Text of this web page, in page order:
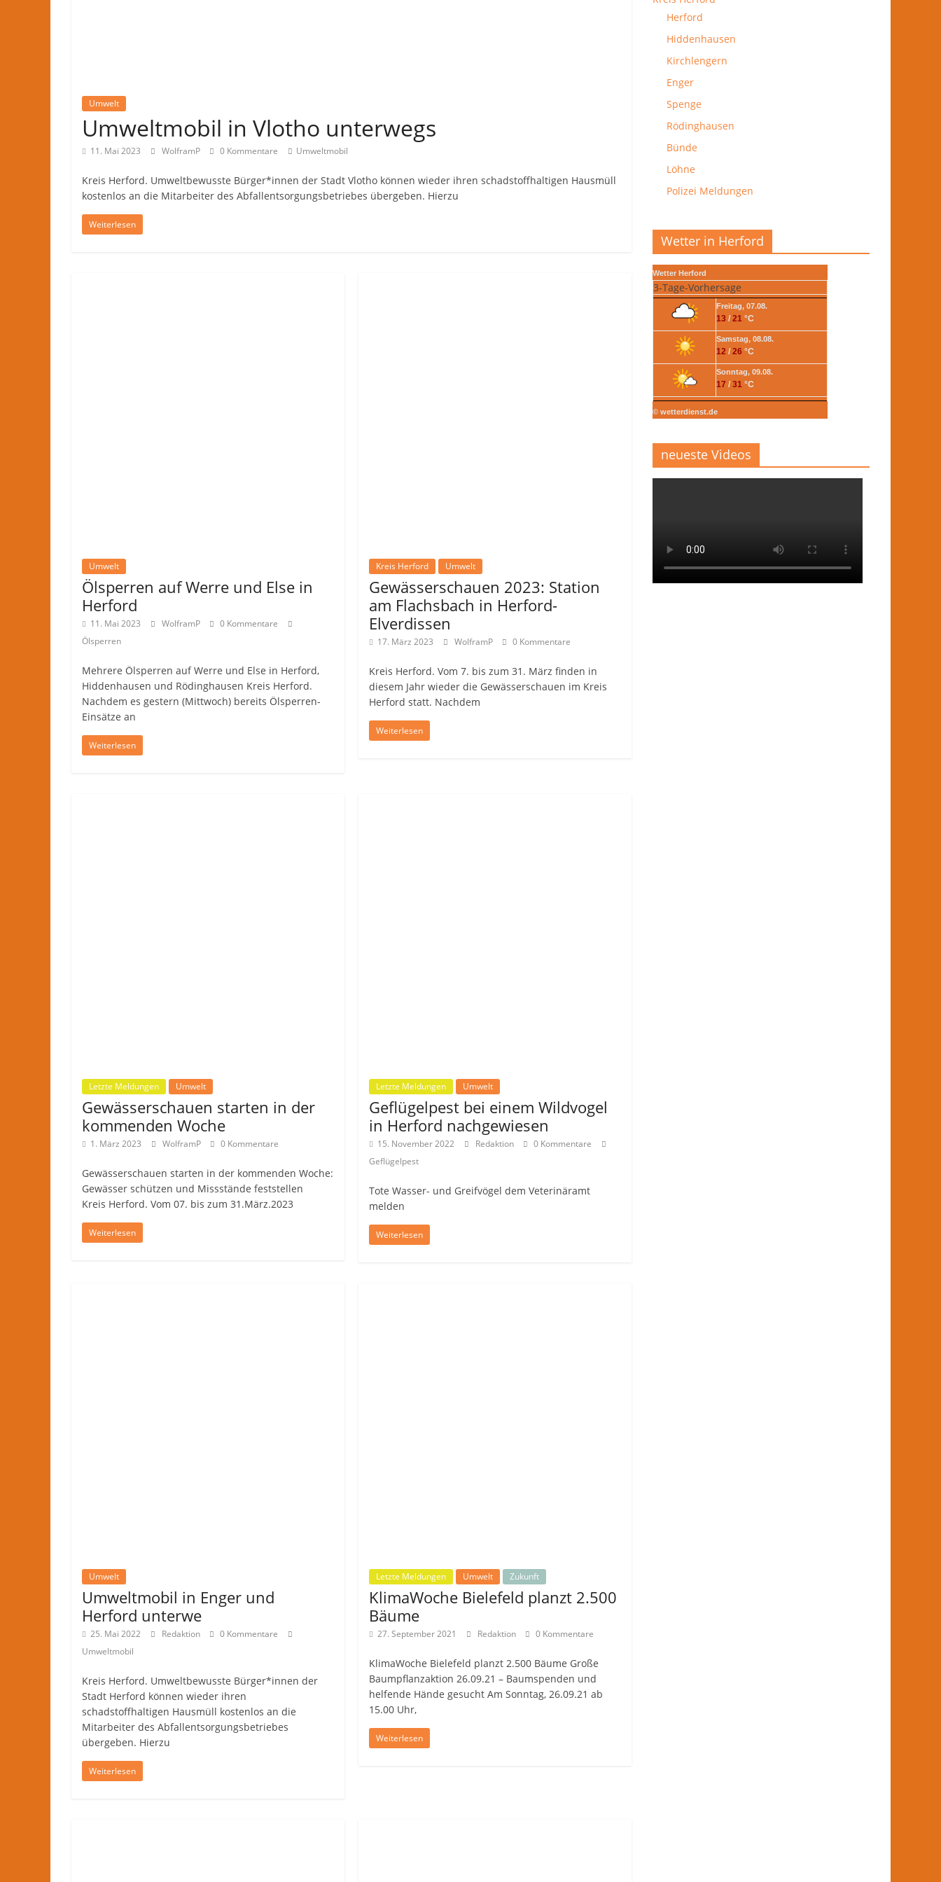
Umwelt
Umweltmobil in Vlotho unterwegs
11. Mai 2023 WolframP 0 Kommentare Umweltmobil
Kreis Herford. Umweltbewusste Bürger*innen der Stadt Vlotho können wieder ihren schadstoffhaltigen Hausmüll
kostenlos an die Mitarbeiter des Abfallentsorgungsbetriebes übergeben. Hierzu
Weiterlesen
Umwelt
Ölsperren auf Werre und Else in
Herford
11. Mai 2023 WolframP
0 Kommentare
Ölsperren
Mehrere Ölsperren auf Werre und Else in Herford,
Hiddenhausen und Rödinghausen Kreis Herford.
Nachdem es gestern (Mittwoch) bereits Ölsperren-
Einsätze an
Weiterlesen
Kreis Herford Umwelt
Gewässerschauen 2023: Station
am Flachsbach in Herford-
Elverdissen
17. März 2023 WolframP 0 Kommentare
Kreis Herford. Vom 7. bis zum 31. März finden in
diesem Jahr wieder die Gewässerschauen im Kreis
Herford statt. Nachdem
Weiterlesen
Letzte Meldungen Umwelt
Gewässerschauen starten in der
kommenden Woche
1. März 2023 WolframP 0 Kommentare
Gewässerschauen starten in der kommenden Woche:
Gewässer schützen und Missstände feststellen
Kreis Herford. Vom 07. bis zum 31.März.2023
Weiterlesen
Letzte Meldungen Umwelt
Geflügelpest bei einem Wildvogel
in Herford nachgewiesen
15. November 2022 Redaktion
0 Kommentare
Geflügelpest
Tote Wasser- und Greifvögel dem Veterinäramt
melden
Weiterlesen
Umwelt
Umweltmobil in Enger und
Herford unterwe
25. Mai 2022 Redaktion
0 Kommentare
Umweltmobil
Kreis Herford. Umweltbewusste Bürger*innen der
Stadt Herford können wieder ihren
schadstoffhaltigen Hausmüll kostenlos an die
Mitarbeiter des Abfallentsorgungsbetriebes
übergeben. Hierzu
Weiterlesen
Letzte Meldungen Umwelt Zukunft
KlimaWoche Bielefeld planzt 2.500
Bäume
27. September 2021 Redaktion 0 Kommentare
KlimaWoche Bielefeld planzt 2.500 Bäume Große
Baumpflanzaktion 26.09.21 – Baumspenden und
helfende Hände gesucht Am Sonntag, 26.09.21 ab
15.00 Uhr,
Weiterlesen
Herford
Hiddenhausen
Kirchlengern
Enger
Spenge
Rödinghausen
Bünde
Löhne
Polizei Meldungen
Wetter in Herford
Wetter Herford
3-Tage-Vorhersage
Freitag, 07.08.
13 / 21 °C
Samstag, 08.08.
12 / 26 °C
Sonntag, 09.08.
17 / 31 °C
© wetterdienst.de
neueste Videos